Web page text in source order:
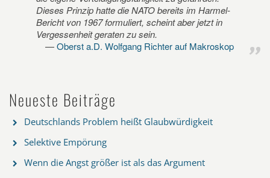
Dieses Prinzip hatte die NATO bereits im Harmel-
Bericht von 1967 formuliert, scheint aber jetzt in
Vergessenheit geraten zu sein.
Oberst a.D. Wolfgang Richter auf Makroskop
Neueste Beiträge
Deutschlands Problem heißt Glaubwürdigkeit
Selektive Empörung
Wenn die Angst größer ist als das Argument